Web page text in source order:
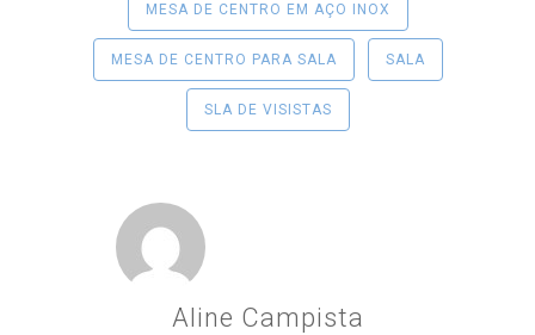
MESA DE CENTRO EM AÇO INOX
MESA DE CENTRO PARA SALA SALA
SLA DE VISISTAS
Aline Campista